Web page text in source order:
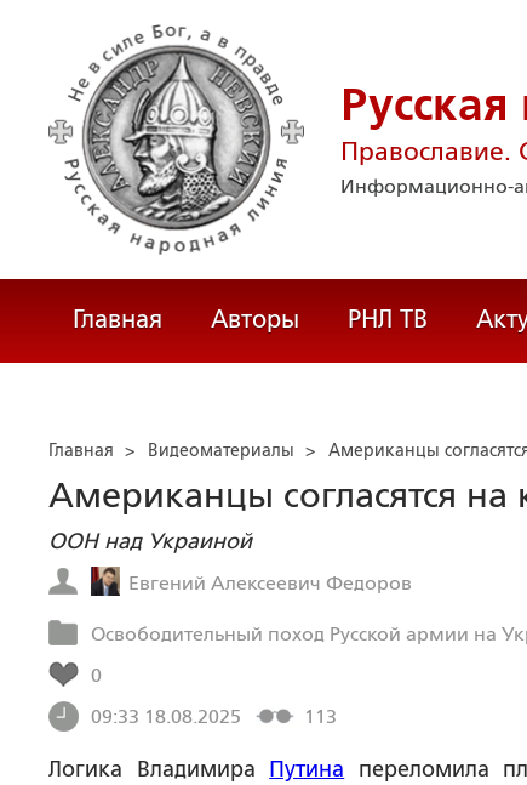
Православие.
Информационно-
Главная Авторы РНЛ ТВ
Главная > Видеоматериалы > Американцы
Американцы согласятся на
ООН над Украиной
Евгений Алексеевич Федоров
Освободительный поход Русской армии на
0
09:33 18.08.2025
113
Логика Владимира Путина переломила